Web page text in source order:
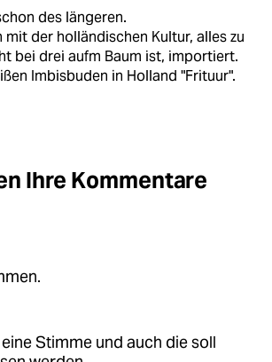
des längeren.
mit der holländischen Kultur, alles zu
bei drei aufm Baum ist, importiert.
Imbisbuden in Holland "Frituur".
Ihre Kommentare
Stimme und auch die soll